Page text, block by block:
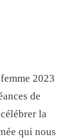
2023
de
la
qui nous